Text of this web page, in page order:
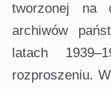
tworzonej na
archiwów
latach
rozproszeniu.